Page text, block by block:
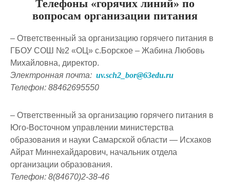
Телефоны «горячих линий» по
вопросам организации питания
– Ответственный за организацию горячего питания в
ГБОУ СОШ №2 «ОЦ» с.Борское – Жабина Любовь
Михайловна, директор.
Электронная почта: uv.sch2_bor@63edu.ru
Телефон: 88462695550
– Ответственный за организацию горячего питания в
Юго-Восточном управлении министерства
образования и науки Самарской области — Исхаков
Айрат Миннехайдарович, начальник отдела
организации образования.
Телефон: 8(84670)2-38-46